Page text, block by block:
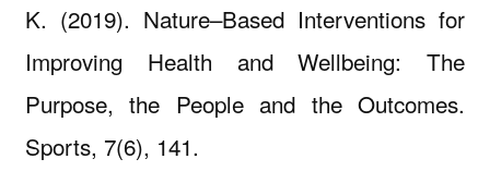
K. (2019). Nature–Based Interventions for
Improving Health and Wellbeing: The
Purpose, the People and the Outcomes.
Sports, 7(6), 141.